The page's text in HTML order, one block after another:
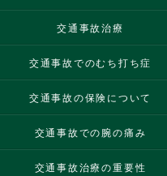
交通事故治療
交通事故でのむち打ち症
交通事故の保険について
交通事故での腕の痛み
交通事故治療の重要性